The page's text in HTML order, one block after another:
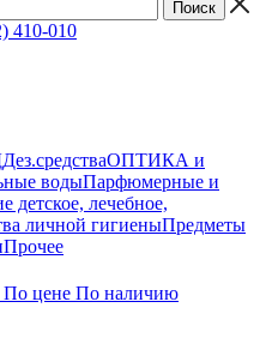
410-010
Дез.средстваОПТИКА и
водыПарфюмерные и
детское, лечебное,
личной гигиеныПредметы
Прочее
По цене По наличию